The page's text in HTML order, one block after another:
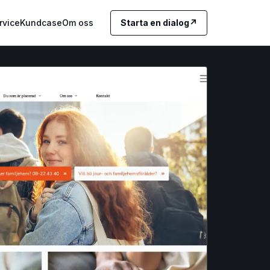
KundcaseOm oss Starta en dialog↗